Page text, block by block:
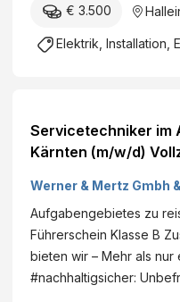
€ 3.500
Elektrik, Installation,
Servicetechniker im
Kärnten (m/w/d)
Werner & Mertz Gmbh
Aufgabengebietes zu
Führerschein Klasse B
bieten wir – Mehr als nur
#nachhaltigsicher: